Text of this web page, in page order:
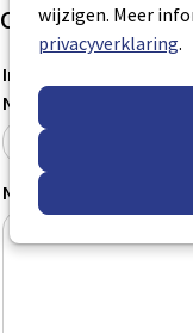
wijzigen. Meer
privacyverklaring.
opleiding
Informatie opleiding
Naam
Naam opleiding